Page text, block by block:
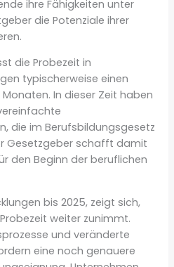
ihre Fähigkeiten unter
die Potenziale ihrer
die Probezeit in
typischerweise einen
In dieser Zeit haben
die im Berufsbildungsgesetz
Gesetzgeber schafft damit
den Beginn der beruflichen
bis 2025, zeigt sich,
weiter zunimmt.
und veränderte
eine noch genauere